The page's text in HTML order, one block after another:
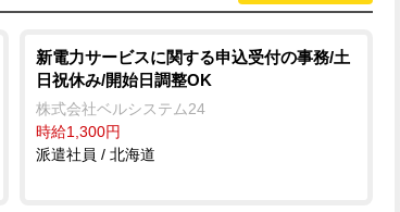
新電力サービスに関する申込受付の事務/土
日祝休み/開始日調整OK
株式会社ベルシステム24
時給1,300円
派遣社員 / 北海道